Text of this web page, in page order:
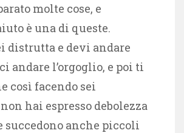
molte cose, e
è una di queste.
distrutta e devi andare
andare l’orgoglio, e poi ti
così facendo sei
hai espresso debolezza
succedono anche piccoli